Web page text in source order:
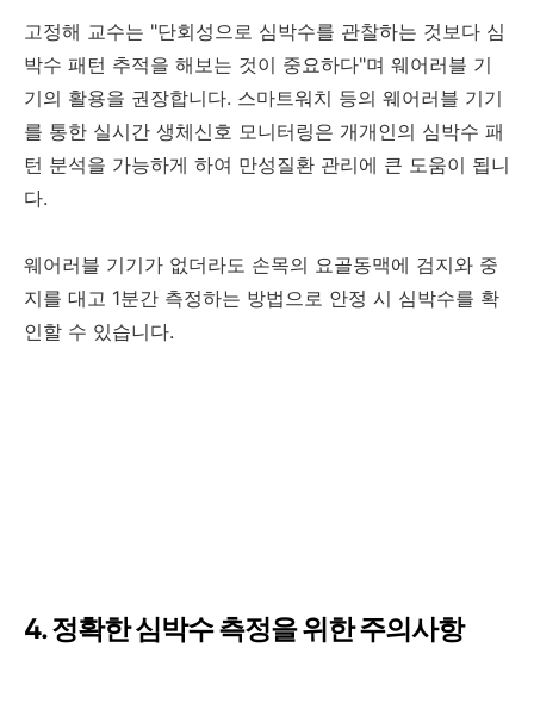
고정해 교수는 "단회성으로 심박수를 관찰하는 것보다 심
박수 패턴 추적을 해보는 것이 중요하다"며 웨어러블 기
기의 활용을 권장합니다. 스마트워치 등의 웨어러블 기기
를 통한 실시간 생체신호 모니터링은 개개인의 심박수 패
턴 분석을 가능하게 하여 만성질환 관리에 큰 도움이 됩니
다.
웨어러블 기기가 없더라도 손목의 요골동맥에 검지와 중
지를 대고 1분간 측정하는 방법으로 안정 시 심박수를 확
인할 수 있습니다.
4. 정확한 심박수 측정을 위한 주의사항